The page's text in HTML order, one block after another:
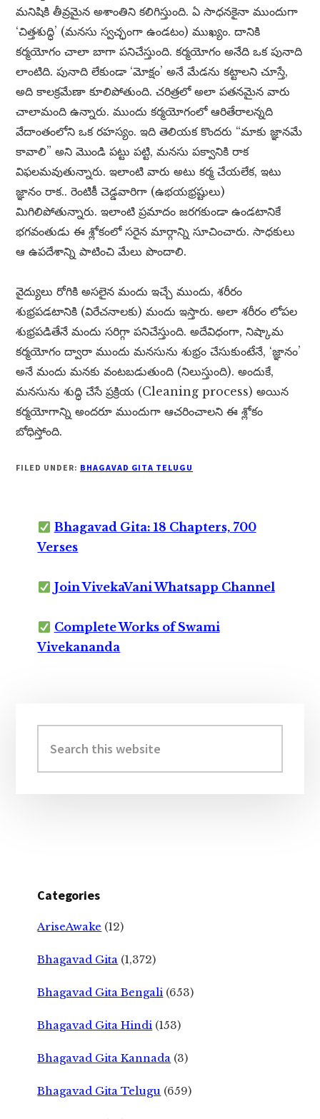
మనిషికి తీవ్రమైన అశాంతిని కలిగిస్తుంది. ఏ సాధనకైనా ముందుగా
‘చిత్తశుద్ధి’ (మనసు స్వచ్ఛంగా ఉండటం) ముఖ్యం. దానికి
కర్మయోగం చాలా బాగా పనిచేస్తుంది. కర్మయోగం అనేది ఒక పునాది
లాంటిది. పునాది లేకుండా ‘మోక్షం’ అనే మేడను కట్టాలని చూస్తే,
అది కాలక్రమేణా కూలిపోతుంది. చరిత్రలో అలా పతనమైన వారు
చాలామంది ఉన్నారు. ముందు కర్మయోగంలో ఆరితేరాలన్నది
వేదాంతంలోని ఒక రహస్యం. ఇది తెలియక కొందరు “మాకు జ్ఞానమే
కావాలి” అని మొండి పట్టు పట్టి, మనసు పక్వానికి రాక
విఫలమవుతున్నారు. ఇలాంటి వారు అటు కర్మ చేయలేక, ఇటు
జ్ఞానం రాక.. రెంటికీ చెడ్డవారిగా (ఉభయభ్రష్టులు)
మిగిలిపోతున్నారు. ఇలాంటి ప్రమాదం జరగకుండా ఉండటానికే
భగవంతుడు ఈ శ్లోకంలో సరైన మార్గాన్ని సూచించారు. సాధకులు
ఆ ఉపదేశాన్ని పాటించి మేలు పొందాలి.
వైద్యులు రోగికి అసలైన మందు ఇచ్చే ముందు, శరీరం
శుభ్రపడటానికి (విరేచనాలకు) మందు ఇస్తారు. అలా శరీరం లోపల
శుభ్రపడితేనే మందు సరిగ్గా పనిచేస్తుంది. అదేవిధంగా, నిష్కామ
కర్మయోగం ద్వారా ముందు మనసును శుభ్రం చేసుకుంటేనే, ‘జ్ఞానం’
అనే మందు మనకు వంటబడుతుంది (నిలుస్తుంది). అందుకే,
మనసును శుద్ధి చేసే ప్రక్రియ (Cleaning process) అయిన
కర్మయోగాన్ని అందరూ ముందుగా ఆచరించాలని ఈ శ్లోకం
బోధిస్తోంది.
FILED UNDER: BHAGAVAD GITA TELUGU
Bhagavad Gita: 18 Chapters, 700
Verses
Join VivekaVani Whatsapp Channel
Complete Works of Swami
Vivekananda
Sidebar
this
website
Categories
AriseAwake (12)
Bhagavad Gita (1,372)
Bhagavad Gita Bengali (653)
Bhagavad Gita Hindi (153)
Bhagavad Gita Kannada (3)
Bhagavad Gita Telugu (659)